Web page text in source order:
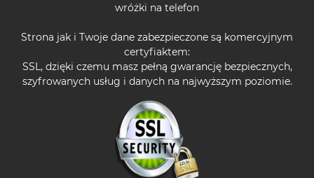
wróżki na telefon
Strona jak i Twoje dane zabezpieczone są komercyjnym
certyfiaktem:
SSL, dzięki czemu masz pełną gwarancję bezpiecznych,
szyfrowanych usług i danych na najwyższym poziomie.